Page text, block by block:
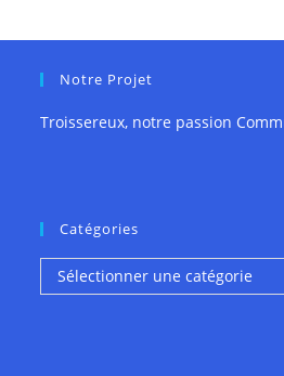
Notre Projet
Troissereux, notre passion
Catégories
Catégories
Sélectionner une catégorie